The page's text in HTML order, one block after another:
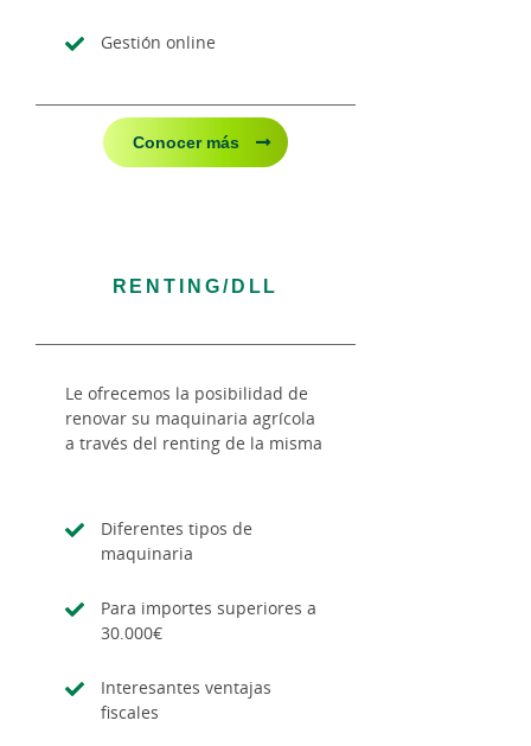
Gestión online
Conocer más
RENTING/DLL
Le ofrecemos la posibilidad de
renovar su maquinaria agrícola
a través del renting de la misma
Diferentes tipos de
maquinaria
Para importes superiores a
30.000€
Interesantes ventajas
fiscales